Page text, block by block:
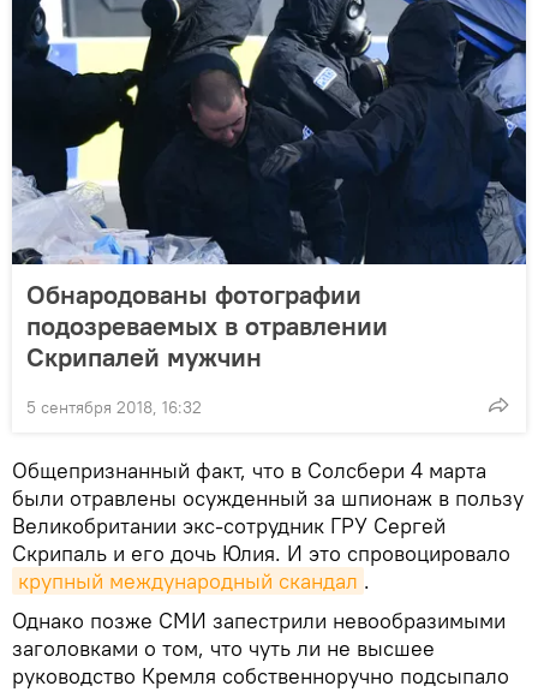
Обнародованы фотографии
подозреваемых в отравлении
Скрипалей мужчин
5 сентября 2018, 16:32
Общепризнанный факт, что в Солсбери 4 марта
были отравлены осужденный за шпионаж в пользу
Великобритании экс-сотрудник ГРУ Сергей
Скрипаль и его дочь Юлия. И это спровоцировало
крупный международный скандал .
Однако позже СМИ запестрили невообразимыми
заголовками о том, что чуть ли не высшее
руководство Кремля собственноручно подсыпало